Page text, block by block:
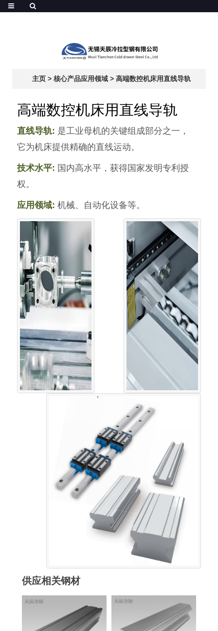
主页 > 核心产品应用领域 > 高端数控机床用直线导轨
高端数控机床用直线导轨
直线导轨: 是工业母机的关键组成部分之一，
它为机床提供精确的直线运动。
技术水平: 国内高水平，获得国家发明专利授
权。
应用领域: 机械、自动化设备等。
供应相关钢材